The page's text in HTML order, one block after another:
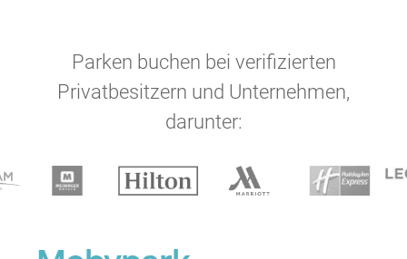
Parken buchen bei verifizierten
Privatbesitzern und Unternehmen,
darunter: